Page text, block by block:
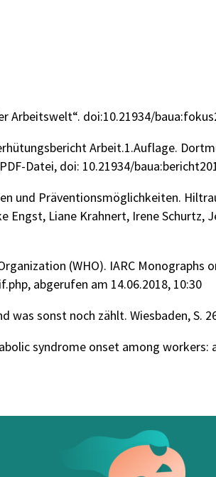
Arbeitswelt“. doi:10.21934/
Arbeit.1.Auflage.
Datei, doi: 10.21934/
und Präventionsmöglichkeiten.
Liane Krahnert, Irene Schurtz,
(WHO). IARC Monographs
abgerufen am 14.06.2018, 10:30
was sonst noch zählt. Wiesbaden, S.
syndrome onset among